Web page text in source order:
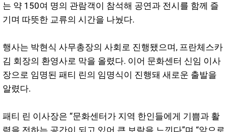
는 약 150여 명의 관람객이 참석해 공연과 전시를 함께 즐
기며 따뜻한 교류의 시간을 나눴다.
행사는 박현식 사무총장의 사회로 진행됐으며, 프란체스카
김 회장의 환영사로 막을 올렸다. 이어 문화센터 신임 이사
장으로 임명된 패티 린의 임명식이 진행돼 새로운 출발을
알렸다.
패티 린 이사장은 “문화센터가 지역 한인들에게 기쁨과 활